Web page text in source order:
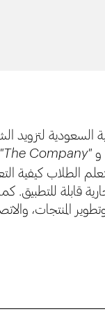
لتزويد
و"The Company"
يتعلم الطلاب كيفية
قابلة للتطبيق.
المنتجات،